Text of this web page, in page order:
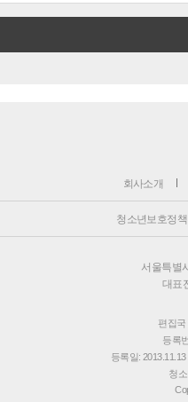
회사소개
청소년보호정책
서울특별
대표
편집국
등록
등록일: 2013.11.13
청